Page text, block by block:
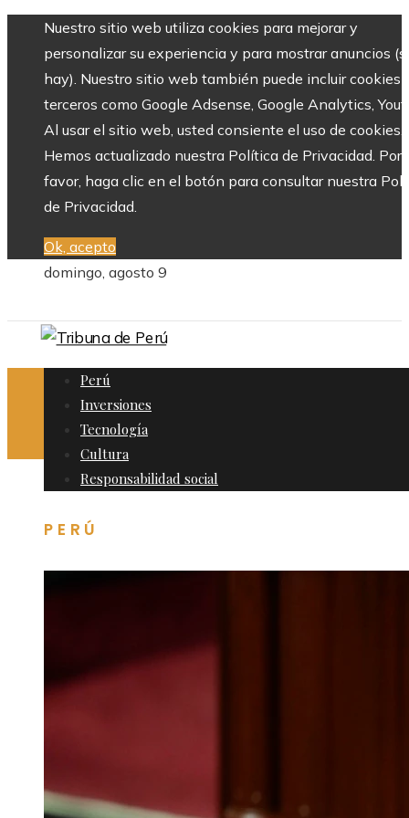
Nuestro sitio web utiliza cookies para mejorar y
personalizar su experiencia y para mostrar anuncios
hay). Nuestro sitio web también puede incluir cookies
terceros como Google Adsense, Google Analytics,
Al usar el sitio web, usted consiente el uso de cookies.
Hemos actualizado nuestra Política de Privacidad. Por
favor, haga clic en el botón para consultar nuestra
de Privacidad.
Ok, acepto
domingo, agosto 9
Perú
Inversiones
Tecnología
Cultura
Responsabilidad social
PERÚ